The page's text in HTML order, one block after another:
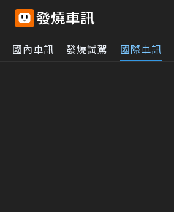
國內車訊 發燒試駕 國際車訊